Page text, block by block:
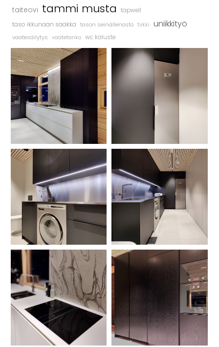
taiteovi tammi musta tapwell
taso ikkunaan saakka tason seinällenosto tiikki uniikkityö
vaatesäilytys vaatetanko wc kaluste